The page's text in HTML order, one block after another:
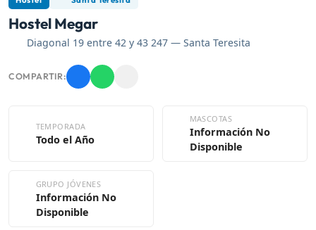
Hostel Megar
Diagonal 19 entre 42 y 43 247 — Santa Teresita
COMPARTIR:
TEMPORADA
Todo el Año
MASCOTAS
Información No
Disponible
GRUPO JÓVENES
Información No
Disponible